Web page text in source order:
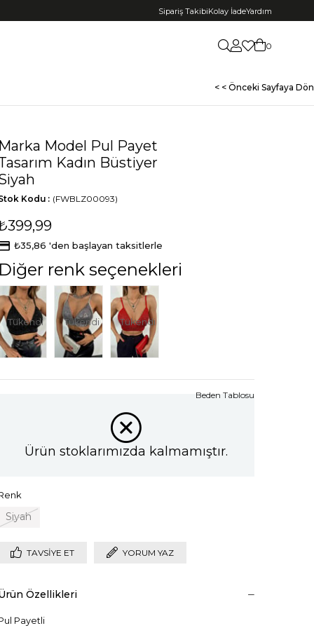
Sipariş TakibiKolay İadeYardım
0
< < Önceki Sayfaya Dön
Marka Model Pul Payet
Kadın Büstiyer
(FWBLZ00093)
Kodu
₺35,86 'den başlayan taksitlerle
Diğer renk seçenekleri
Tükendi Tükendi Tükendi
Ürün stoklarımızda kalmamıştır.
Siyah
Beden Tablosu
TAVSIYE ET YORUM YAZ
Özellikleri
Payetli